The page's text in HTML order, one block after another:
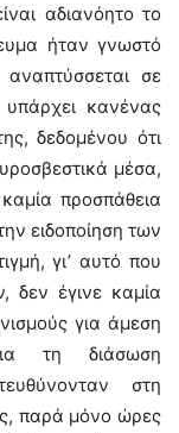
αδιανόητο το
ήταν γνωστό
σε
κανένας
δεδομένου ότι
μέσα,
προσπάθεια
ειδοποίηση των
γι’ αυτό που
δεν έγινε καμία
για άμεση
τη διάσωση
στη
παρά μόνο ώρες